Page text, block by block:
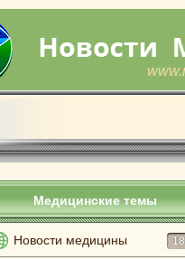
Медицинские темы
Новости медицины